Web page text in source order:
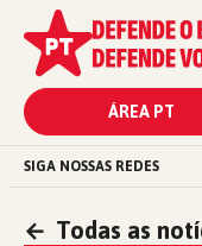
ÁREA PT
SIGA NOSSAS REDES
← Todas as